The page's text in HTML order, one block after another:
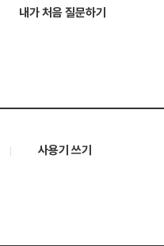
내가 처음 질문하기
사용기 쓰기